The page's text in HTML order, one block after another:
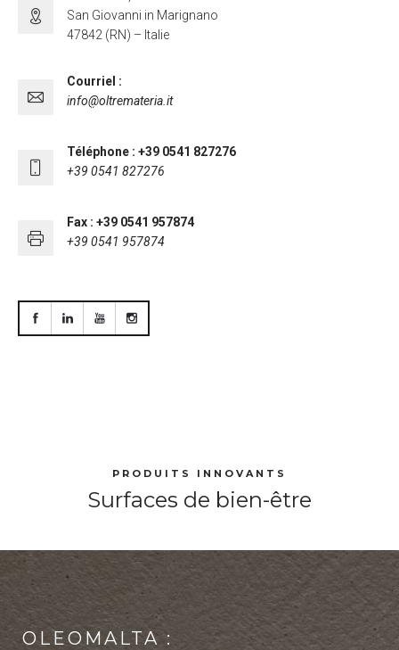
San Giovanni in Marignano
47842 (RN) – Italie
Courriel :
info@oltremateria.it
Téléphone : +39 0541 827276
+39 0541 827276
Fax : +39 0541 957874
+39 0541 957874
PRODUITS INNOVANTS
Surfaces de bien-être
OLEOMALTA :